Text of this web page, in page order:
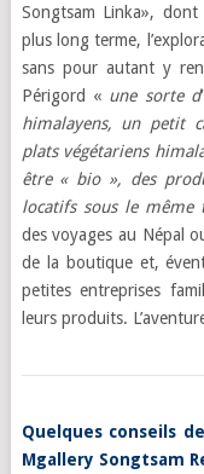
Songtsam Linka»,
plus long terme,
sans pour autant y
Périgord «une sorte d‘
himalayens, un petit
plats végétariens
être « bio », des
locatifs sous le même
des voyages au Népal
de la boutique et,
petites entreprises
leurs produits.
Quelques conseils
Mgallery Songtsam